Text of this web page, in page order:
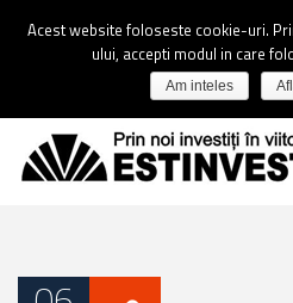
Acest website foloseste cookie-uri.
ului, accepti modul in care
Am inteles